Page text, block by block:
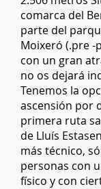
comarca del
parte del
Moixeró (.pre -
con un gran
no os dejará
Tenemos la
ascensión por
primera ruta
de Lluís
más técnico,
personas con
físico y con